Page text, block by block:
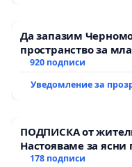
Да запазим
пространство за
920 подписи
Уведомление за
ПОДПИСКА от
Настояваме за ясни
АД и от държавата,
178 подписи